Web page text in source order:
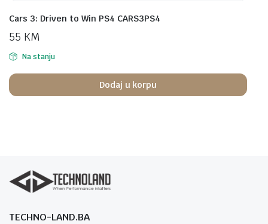
Cars 3: Driven to Win PS4 CARS3PS4
55 KM
Na stanju
Dodaj u korpu
TECHNO-LAND.BA